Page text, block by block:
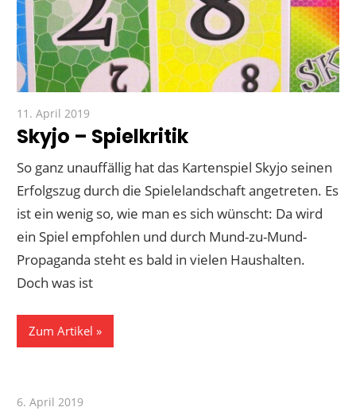
11. April 2019
Skyjo – Spielkritik
So ganz unauffällig hat das Kartenspiel Skyjo seinen
Erfolgszug durch die Spielelandschaft angetreten. Es
ist ein wenig so, wie man es sich wünscht: Da wird
ein Spiel empfohlen und durch Mund-zu-Mund-
Propaganda steht es bald in vielen Haushalten.
Doch was ist
Zum Artikel
6. April 2019